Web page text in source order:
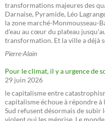
transformations majeures des
Darnaise, Pyramide, Léo
la zone marché-Monmousseau-
d'eau au cœur du plateau
transformation. Et la ville a déjà
Pierre-Alain
Pour le climat, il y a urgence de
29 juin 2026
le capitalisme entre
capitalisme échoue à répondre à
Sud refusent désormais de subir